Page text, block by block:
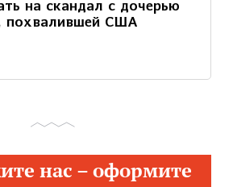
на скандал с дочерью
похвалившей США
нас – оформите